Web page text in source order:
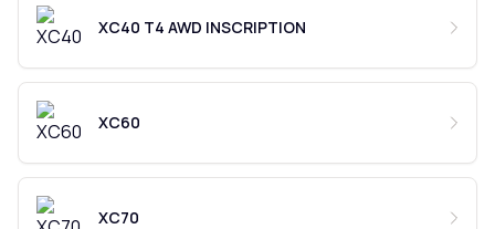
XC40 T4 AWD INSCRIPTION
XC60
XC70